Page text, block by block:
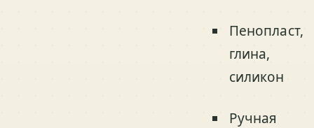
Пенопласт,
глина,
силикон
Ручная